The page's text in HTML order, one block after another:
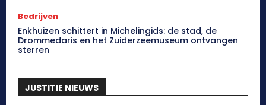
Bedrijven
Enkhuizen schittert in Michelingids: de stad, de
Drommedaris en het Zuiderzeemuseum ontvangen
sterren
JUSTITIE NIEUWS